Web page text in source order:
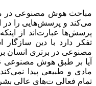
مباحث هوش مصنوعی در
می‌کند و پرسش‌هایی را در
پرسش‌ها عبارت‌اند از
تفکر دارد با دین
مصنوعی در برتری انسان
آیا بر طبق هوش مصنوعی
مادی و طبیعی پیدا
تمام فعالی ت‌های عالی